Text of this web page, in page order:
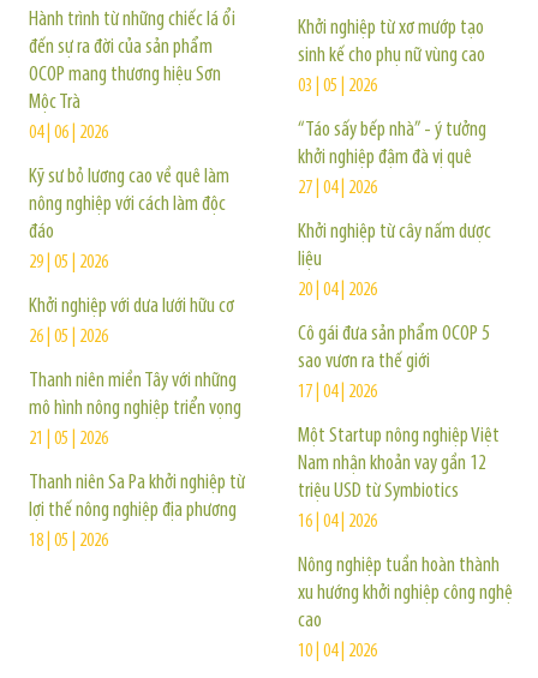
Hành trình từ những chiếc lá ổi
đến sự ra đời của sản phẩm
OCOP mang thương hiệu Sơn
Mộc Trà
04 | 06 | 2026
Kỹ sư bỏ lương cao về quê làm
nông nghiệp với cách làm độc
đáo
29 | 05 | 2026
Khởi nghiệp với dưa lưới hữu cơ
26 | 05 | 2026
Thanh niên miền Tây với những
mô hình nông nghiệp triển vọng
21 | 05 | 2026
Thanh niên Sa Pa khởi nghiệp từ
lợi thế nông nghiệp địa phương
18 | 05 | 2026
Khởi nghiệp từ xơ mướp tạo
sinh kế cho phụ nữ vùng cao
03 | 05 | 2026
“Táo sấy bếp nhà” - ý tưởng
khởi nghiệp đậm đà vị quê
27 | 04 | 2026
Khởi nghiệp từ cây nấm dược
liệu
20 | 04 | 2026
Cô gái đưa sản phẩm OCOP 5
sao vươn ra thế giới
17 | 04 | 2026
Một Startup nông nghiệp Việt
Nam nhận khoản vay gần 12
triệu USD từ Symbiotics
16 | 04 | 2026
Nông nghiệp tuần hoàn thành
xu hướng khởi nghiệp công nghệ
cao
10 | 04 | 2026